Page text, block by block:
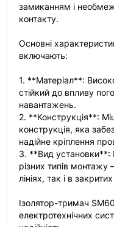
замиканням і
контакту.
Основні
включають:
1. **Матеріал**:
стійкий до впливу
навантажень.
2. **Конструкція**:
конструкція, яка
надійне кріплення
3. **Вид установки**:
різних типів монтажу
лініях, так і в
Ізолятор-тримач
електротехнічних